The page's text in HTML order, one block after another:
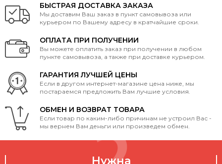
БЫСТРАЯ ДОСТАВКА ЗАКАЗА
Мы доставим Ваш заказ в пункт самовывоза или
курьером по Вашему адресу в кратчайшие сроки.
ОПЛАТА ПРИ ПОЛУЧЕНИИ
Вы можете оплатить заказ при получении в любом
пункте самовывоза, а также при доставке курьером.
ГАРАНТИЯ ЛУЧШЕЙ ЦЕНЫ
Если в другом интернет-магазине цена ниже, мы
постараемся предложить Вам лучшие условия.
ОБМЕН И ВОЗВРАТ ТОВАРА
Если товар по каким-либо причинам не устроил Вас -
мы вернем Вам деньги или произведем обмен.
Нужна